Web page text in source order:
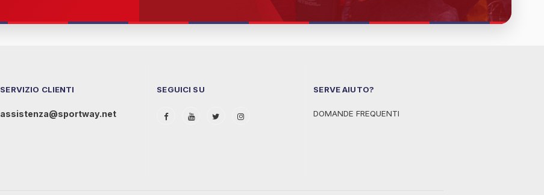
SERVIZIO CLIENTI
assistenza@sportway.net
SEGUICI SU SERVE AIUTO?
DOMANDE FREQUENTI